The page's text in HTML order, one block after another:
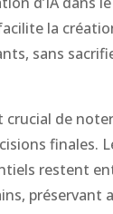
la
sans
de
finales.
restent
préservant